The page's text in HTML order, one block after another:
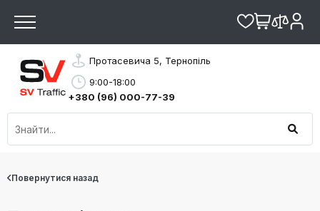
Протасевича 5, Тернопіль
9:00-18:00
+380 (96) 000-77-39
Повернутися назад